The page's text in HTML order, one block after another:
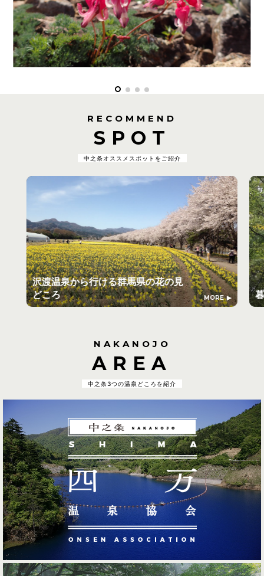
RECOMMEND
SPOT
中之条オススメスポットをご紹介
沢渡温泉から行ける群馬県の花の見
どころ
MORE
NAKANOJO
AREA
中之条3つの温泉どころを紹介